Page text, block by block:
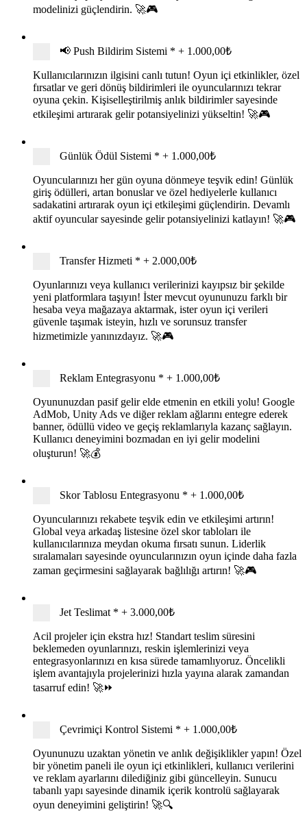
modelinizi güçlendirin. 🚀🎮
📢 Push Bildirim Sistemi * + 1.000,00₺
Kullanıcılarınızın ilgisini canlı tutun! Oyun içi etkinlikler, özel
fırsatlar ve geri dönüş bildirimleri ile oyuncularınızı tekrar
oyuna çekin. Kişiselleştirilmiş anlık bildirimler sayesinde
etkileşimi artırarak gelir potansiyelinizi yükseltin! 🚀🎮
Günlük Ödül Sistemi * + 1.000,00₺
Oyuncularınızı her gün oyuna dönmeye teşvik edin! Günlük
giriş ödülleri, artan bonuslar ve özel hediyelerle kullanıcı
sadakatini artırarak oyun içi etkileşimi güçlendirin. Devamlı
aktif oyuncular sayesinde gelir potansiyelinizi katlayın! 🚀🎮
Transfer Hizmeti * + 2.000,00₺
Oyunlarınızı veya kullanıcı verilerinizi kayıpsız bir şekilde
yeni platformlara taşıyın! İster mevcut oyununuzu farklı bir
hesaba veya mağazaya aktarmak, ister oyun içi verileri
güvenle taşımak isteyin, hızlı ve sorunsuz transfer
hizmetimizle yanınızdayız. 🚀🎮
Reklam Entegrasyonu * + 1.000,00₺
Oyununuzdan pasif gelir elde etmenin en etkili yolu! Google
AdMob, Unity Ads ve diğer reklam ağlarını entegre ederek
banner, ödüllü video ve geçiş reklamlarıyla kazanç sağlayın.
Kullanıcı deneyimini bozmadan en iyi gelir modelini
oluşturun! 🚀💰
Skor Tablosu Entegrasyonu * + 1.000,00₺
Oyuncularınızı rekabete teşvik edin ve etkileşimi artırın!
Global veya arkadaş listesine özel skor tabloları ile
kullanıcılarınıza meydan okuma fırsatı sunun. Liderlik
sıralamaları sayesinde oyuncularınızın oyun içinde daha fazla
zaman geçirmesini sağlayarak bağlılığı artırın! 🚀🎮
Jet Teslimat * + 3.000,00₺
Acil projeler için ekstra hız! Standart teslim süresini
beklemeden oyunlarınızı, reskin işlemlerinizi veya
entegrasyonlarınızı en kısa sürede tamamlıyoruz. Öncelikli
işlem avantajıyla projelerinizi hızla yayına alarak zamandan
tasarruf edin! 🚀⏩
Çevrimiçi Kontrol Sistemi * + 1.000,00₺
Oyununuzu uzaktan yönetin ve anlık değişiklikler yapın! Özel
bir yönetim paneli ile oyun içi etkinlikleri, kullanıcı verilerini
ve reklam ayarlarını dilediğiniz gibi güncelleyin. Sunucu
tabanlı yapı sayesinde dinamik içerik kontrolü sağlayarak
oyun deneyimini geliştirin! 🚀🔍